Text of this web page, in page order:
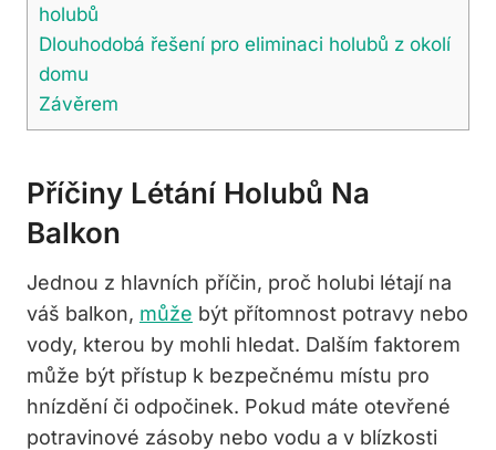
holubů
Dlouhodobá řešení pro eliminaci holubů z okolí
domu
Závěrem
Příčiny Létání Holubů Na
Balkon
Jednou z hlavních příčin, proč holubi létají na
váš balkon, může být přítomnost potravy nebo
vody, kterou by mohli hledat. Dalším faktorem
může být přístup k bezpečnému místu pro
hnízdění či odpočinek. Pokud máte otevřené
potravinové zásoby nebo vodu a v blízkosti